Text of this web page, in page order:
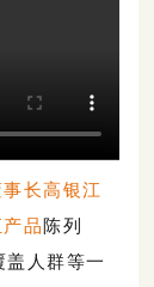
事长高银江
品 陈列
盖人群等一